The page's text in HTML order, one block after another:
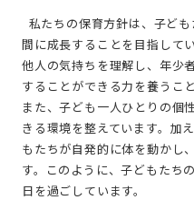
間に成長することを目指して
他人の気持ちを理解し、年少
することができる力を養うこと
また、子ども一人ひとりの個
きる環境を整えています。加
もたちが自発的に体を動かし
す。このように、子どもたち
日を過ごしています。